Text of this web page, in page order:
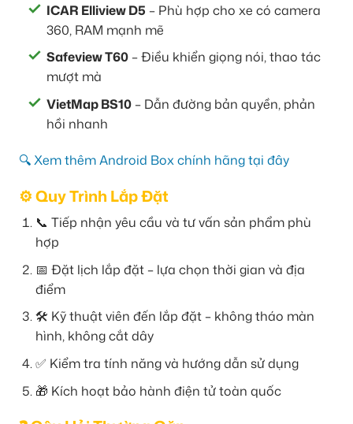
ICAR Elliview D5 – Phù hợp cho xe có camera
360, RAM mạnh mẽ
Safeview T60 – Điều khiển giọng nói, thao tác
mượt mà
VietMap BS10 – Dẫn đường bản quyền, phản
hồi nhanh
🔍 Xem thêm Android Box chính hãng tại đây
⚙️ Quy Trình Lắp Đặt
📞 Tiếp nhận yêu cầu và tư vấn sản phẩm phù
hợp
📅 Đặt lịch lắp đặt – lựa chọn thời gian và địa
điểm
🛠️ Kỹ thuật viên đến lắp đặt – không tháo màn
hình, không cắt dây
✅ Kiểm tra tính năng và hướng dẫn sử dụng
🎁 Kích hoạt bảo hành điện tử toàn quốc